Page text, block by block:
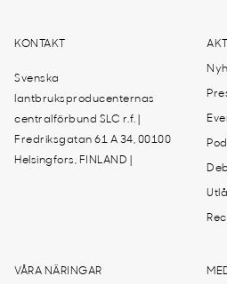
KONTAKT
Svenska
lantbruksproducenternas
centralförbund SLC r.f. |
Fredriksgatan 61 A 34, 00100
Helsingfors, FINLAND |
VÅRA NÄRINGAR